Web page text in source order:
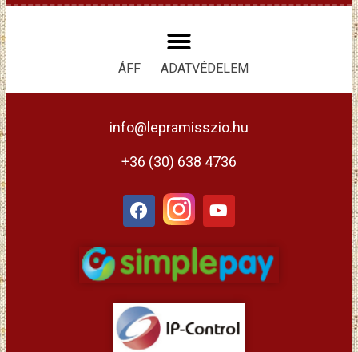
ÁFF ADATVÉDELEM
info@lepramisszio.hu
+36 (30) 638 4736